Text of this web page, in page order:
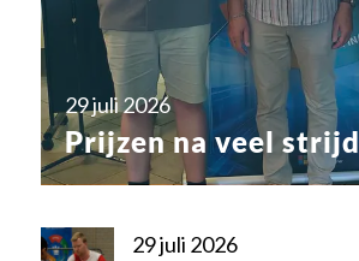
29 juli 2026
Prijzen na veel strijd
29 juli 2026